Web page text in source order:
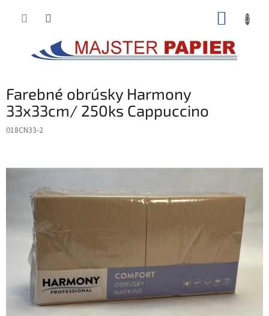
Farebné obrúsky Harmony
33x33cm/ 250ks Cappuccino
018CN33-2